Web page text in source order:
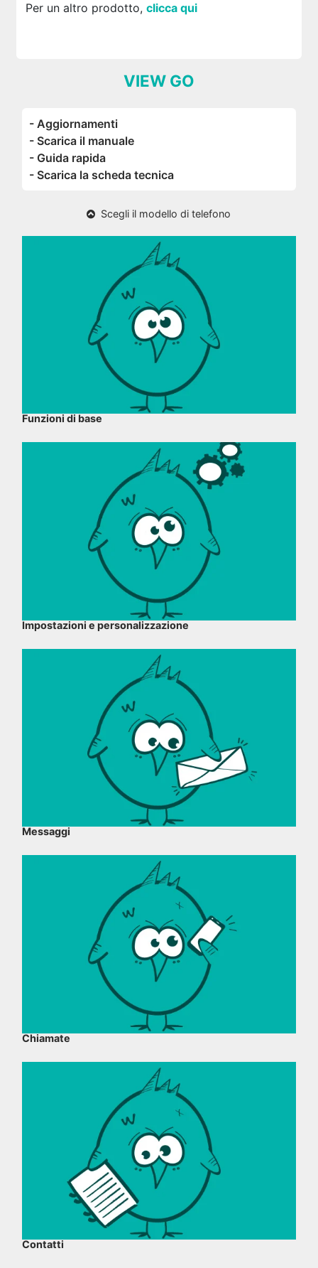
Per un altro prodotto, clicca qui
VIEW GO
- Aggiornamenti
- Scarica il manuale
- Guida rapida
- Scarica la scheda tecnica
Scegli il modello di telefono
Funzioni di base
Impostazioni e personalizzazione
Messaggi
Chiamate
Contatti